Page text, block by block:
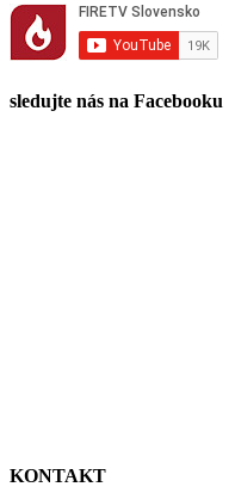
sledujte nás na Facebooku
KONTAKT